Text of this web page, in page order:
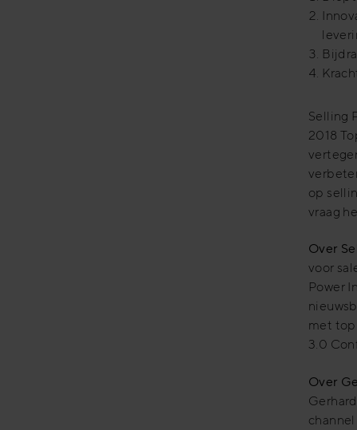
Selling
2018
op
vraag
Over
voor
Power
met top
3.0
Over